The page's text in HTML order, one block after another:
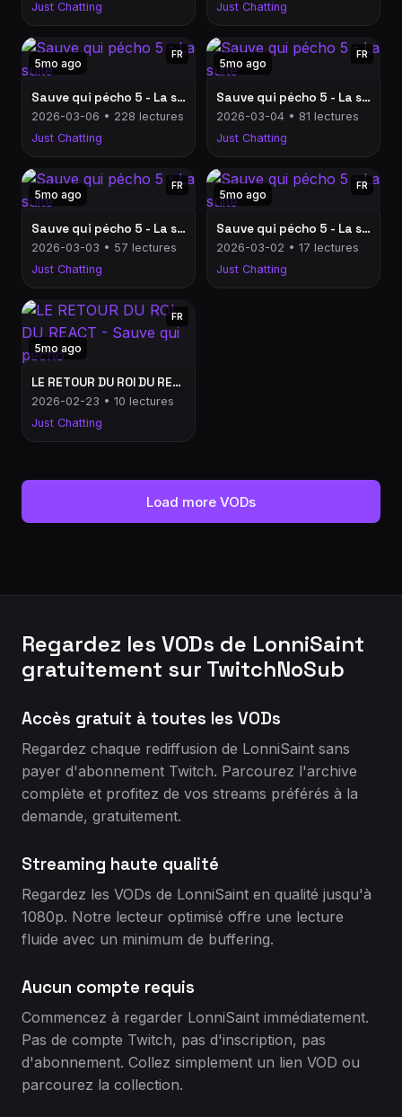
Just Chatting Just Chatting
5mo ago
FR
Sauve qui pécho 5 - La suite
2026-03-06 • 228 lectures
Just Chatting
5mo ago
FR
Sauve qui pécho 5 - La suite
2026-03-04 • 81 lectures
Just Chatting
5mo ago
FR
Sauve qui pécho 5 - La suite
2026-03-03 • 57 lectures
Just Chatting
5mo ago
FR
Sauve qui pécho 5 - La suite
2026-03-02 • 17 lectures
Just Chatting
5mo ago
FR
LE RETOUR DU ROI DU REACT - Sauve qui pécho
2026-02-23 • 10 lectures
Just Chatting
Load more VODs
Regardez les VODs de LonniSaint
gratuitement sur TwitchNoSub
Accès gratuit à toutes les VODs
Regardez chaque rediffusion de LonniSaint sans
payer d'abonnement Twitch. Parcourez l'archive
complète et profitez de vos streams préférés à la
demande, gratuitement.
Streaming haute qualité
Regardez les VODs de LonniSaint en qualité jusqu'à
1080p. Notre lecteur optimisé offre une lecture
fluide avec un minimum de buffering.
Aucun compte requis
Commencez à regarder LonniSaint immédiatement.
Pas de compte Twitch, pas d'inscription, pas
d'abonnement. Collez simplement un lien VOD ou
parcourez la collection.